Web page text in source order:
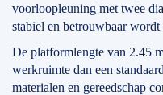
voorloopleuning met twee
stabiel en betrouwbaar
De platformlengte van 2.45
werkruimte dan een
materialen en gereedschap